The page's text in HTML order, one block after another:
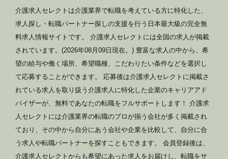
介護求人セレクトは介護業界で転職を考えている方に特化した、
求人探し・転職パートナー探しの支援を行う日本最大級の完全無
料求人情報サイトです。 介護求人セレクトには全国の求人が掲載
されています。(2026年08月09日現在。) 豊富な求人の中から、希
望の給与や働く場所、希望職種、こだわりたい条件などを選択し
て応募することができます。 応募後は介護求人セレクトに掲載さ
れている求人を取り扱う介護求人に特化した企業のキャリアアド
バイザーが、無料であなたの転職をフルサポートします！ 介護求
人セレクトには介護業界の転職のプロが揃う会社が多く掲載され
ており、その中から自分にあう会社や企業を比較して、自分に合
う求人や転職パートナーを探すこともできます。 会員登録後は、
介護求人セレクトからも希望にあった求人をお届けし、転職をサ